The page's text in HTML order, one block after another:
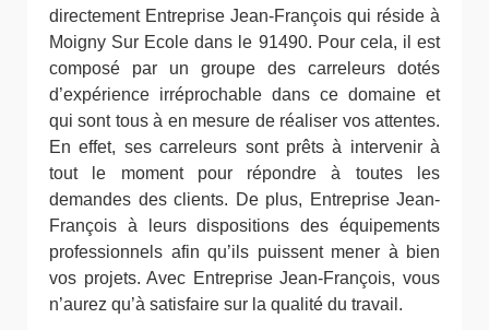
directement Entreprise Jean-François qui réside à
Moigny Sur Ecole dans le 91490. Pour cela, il est
composé par un groupe des carreleurs dotés
d’expérience irréprochable dans ce domaine et
qui sont tous à en mesure de réaliser vos attentes.
En effet, ses carreleurs sont prêts à intervenir à
tout le moment pour répondre à toutes les
demandes des clients. De plus, Entreprise Jean-
François à leurs dispositions des équipements
professionnels afin qu’ils puissent mener à bien
vos projets. Avec Entreprise Jean-François, vous
n’aurez qu’à satisfaire sur la qualité du travail.